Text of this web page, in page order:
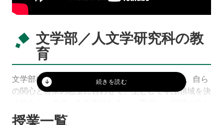
文学部／人文学研究科の教
育
文学部には 21 の分野・専門があり、入学生には、自ら
の関心と将来の志望に合わせて、主として学ぶ領域を決
れ、院生と一緒になって学びます。人数は領域によって
授業一覧